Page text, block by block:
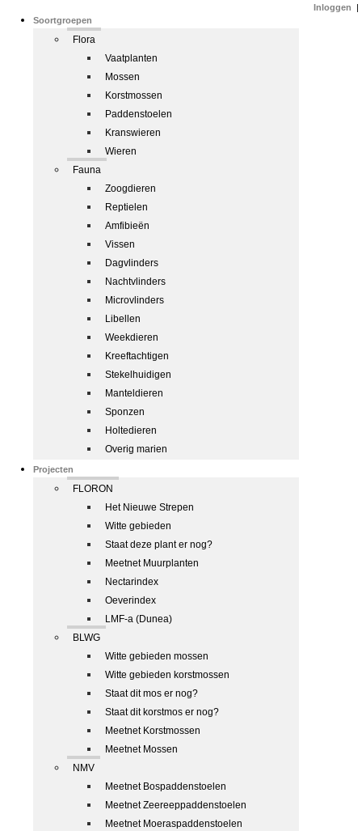
Soortgroepen
Flora
Vaatplanten
Mossen
Korstmossen
Paddenstoelen
Kranswieren
Wieren
Fauna
Zoogdieren
Reptielen
Amfibieën
Vissen
Dagvlinders
Nachtvlinders
Microvlinders
Libellen
Weekdieren
Kreeftachtigen
Stekelhuidigen
Manteldieren
Sponzen
Holtedieren
Overig marien
Projecten
FLORON
Het Nieuwe Strepen
Witte gebieden
Staat deze plant er nog?
Meetnet Muurplanten
Nectarindex
Oeverindex
LMF-a (Dunea)
BLWG
Witte gebieden mossen
Witte gebieden korstmossen
Staat dit mos er nog?
Staat dit korstmos er nog?
Meetnet Korstmossen
Meetnet Mossen
NMV
Meetnet Bospaddenstoelen
Meetnet Zeereeppaddenstoelen
Meetnet Moeraspaddenstoelen
Inloggen |